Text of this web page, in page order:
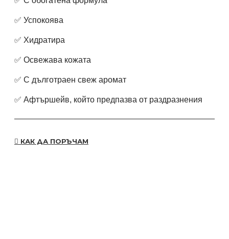
✅ Успокоява
✅ Хидратира
✅ Освежава кожата
✅ С дълготраен свеж аромат
✅ Афтършейв, който предпазва от раздразнения
КАК ДА ПОРЪЧАМ